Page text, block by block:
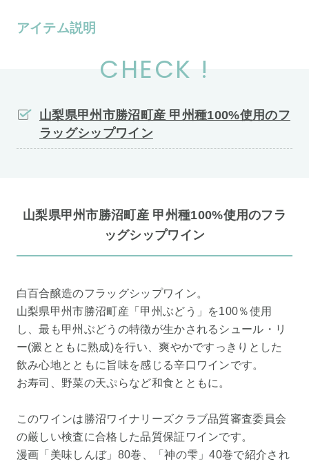
アイテム説明
CHECK !
山梨県甲州市勝沼町産 甲州種100%使用のフ
ラッグシップワイン
山梨県甲州市勝沼町産 甲州種100%使用のフラ
ッグシップワイン
白百合醸造のフラッグシップワイン。
山梨県甲州市勝沼町産「甲州ぶどう」を100％使用
し、最も甲州ぶどうの特徴が生かされるシュール・リ
ー(澱とともに熟成)を行い、爽やかですっきりとした
飲み心地とともに旨味を感じる辛口ワインです。
お寿司、野菜の天ぷらなど和食とともに。
このワインは勝沼ワイナリーズクラブ品質審査委員会
の厳しい検査に合格した品質保証ワインです。
漫画「美味しんぼ」80巻、「神の雫」40巻で紹介され